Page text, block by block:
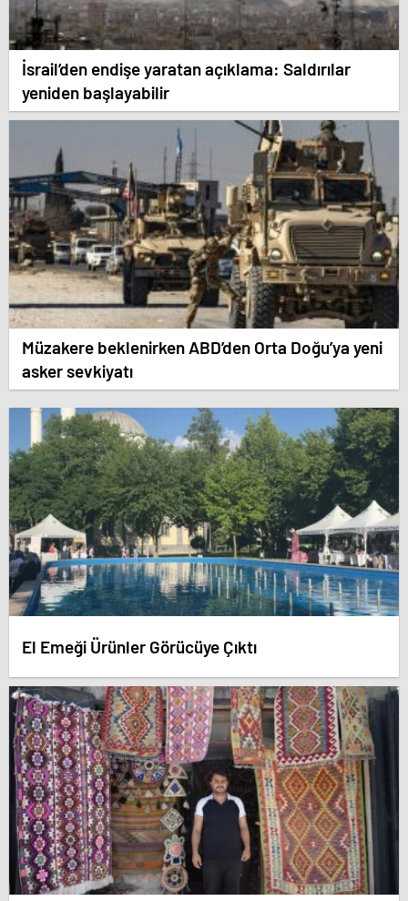
İsrail’den endişe yaratan açıklama: Saldırılar
yeniden başlayabilir
Müzakere beklenirken ABD’den Orta Doğu’ya yeni
asker sevkiyatı
El Emeği Ürünler Görücüye Çıktı